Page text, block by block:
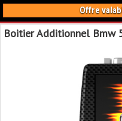
Offre
Boitier Additionnel Bmw